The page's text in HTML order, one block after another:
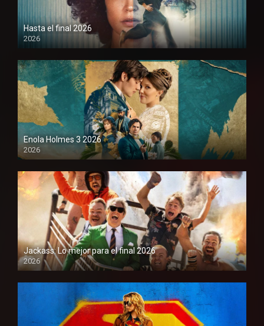
Hasta el final 2026
2026
1080P
Enola Holmes 3 2026
2026
1080P
Jackass: Lo mejor para el final 2026
2026
1080P